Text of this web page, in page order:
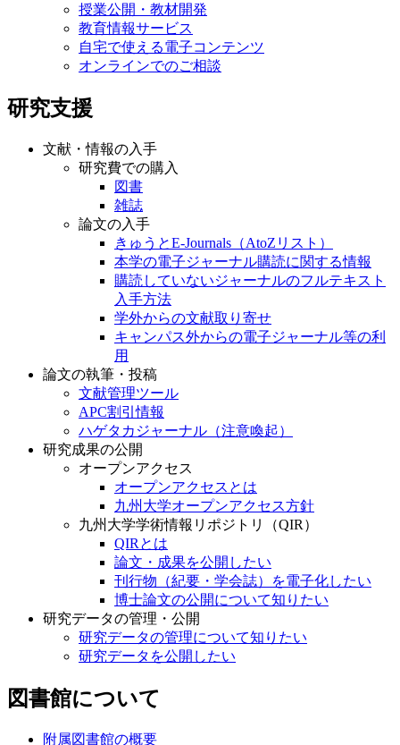
授業公開・教材開発
教育情報サービス
自宅で使える電子コンテンツ
オンラインでのご相談
研究支援
文献・情報の入手
研究費での購入
図書
雑誌
論文の入手
きゅうとE-Journals（AtoZリスト）
本学の電子ジャーナル購読に関する情報
購読していないジャーナルのフルテキスト
入手方法
学外からの文献取り寄せ
キャンパス外からの電子ジャーナル等の利
用
論文の執筆・投稿
文献管理ツール
APC割引情報
ハゲタカジャーナル（注意喚起）
研究成果の公開
オープンアクセス
オープンアクセスとは
九州大学オープンアクセス方針
九州大学学術情報リポジトリ（QIR）
QIRとは
論文・成果を公開したい
刊行物（紀要・学会誌）を電子化したい
博士論文の公開について知りたい
研究データの管理・公開
研究データの管理について知りたい
研究データを公開したい
図書館について
附属図書館の概要